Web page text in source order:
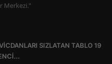
Merkezi.”
SIZLATAN TABLO 19